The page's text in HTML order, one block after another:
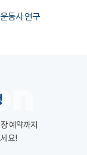
동사 연구
예약까지
요!